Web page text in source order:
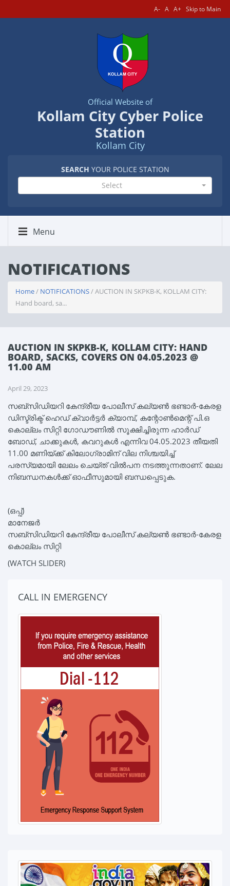
A- A A+ Skip to Main
Official Website of
Kollam City Cyber Police
Station
Kollam City
SEARCH YOUR POLICE STATION
Select
Menu
NOTIFICATIONS
Home/ NOTIFICATIONS/ AUCTION IN SKPKB-K, KOLLAM CITY:
Hand board, sa...
AUCTION IN SKPKB-K, KOLLAM CITY: HAND
BOARD, SACKS, COVERS ON 04.05.2023 @
11.00 AM
April 29, 2023
സബ്‌സിഡിയറി കേന്ദ്രീയ പോലീസ് കല്യൺ ഭണ്ടാർ-കേരള
ഡിസ്ട്രിക്ട് ഹെഡ് ക്വാർട്ടർ ക്യാമ്പ്, കന്റോൺമെന്റ് പി.ഒ
കൊല്ലം സിറ്റി ഗോഡൗണിൽ സൂക്ഷിച്ചിരുന്ന ഹാർഡ്
ബോഡ്, ചാക്കുകൾ, കവറുകൾ എന്നിവ 04.05.2023 തീയതി
11.00 മണിയ്ക്ക് കിലോഗ്രാമിന് വില നിശ്ചയിച്ച്
പരസ്യമായി ലേലം ചെയ്ത് വിൽപന നടത്തുന്നതാണ്. ലേല
നിബന്ധനകൾക്ക് ഓഫീസുമായി ബന്ധപ്പെടുക.
(ഒപ്പ്‌)
മാനേജർ
സബ്‌സിഡിയറി കേന്ദ്രീയ പോലീസ് കല്യൺ ഭണ്ടാർ-കേരള
കൊല്ലം സിറ്റി
(WATCH SLIDER)
CALL IN EMERGENCY